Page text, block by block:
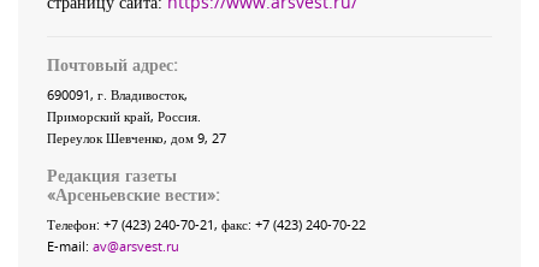
Почтовый адрес:
690091, г. Владивосток,
Приморский край, Россия
Переулок Шевченко, дом 9, 27
Редакция газеты
«Арсеньевские вести»:
Телефон: +7 (423) 240-70-21, факс: +7 (423) 240-70-22
E-mail: av@arsvest.ru